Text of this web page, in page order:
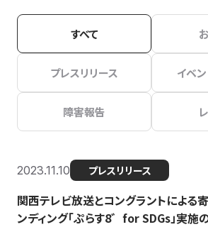
すべて
プレスリリース イベ
障害報告
2023.11.10 プレスリリース
関西テレビ放送とコングラントによる
ンディング「ぷらす8゛for SDGs」実施